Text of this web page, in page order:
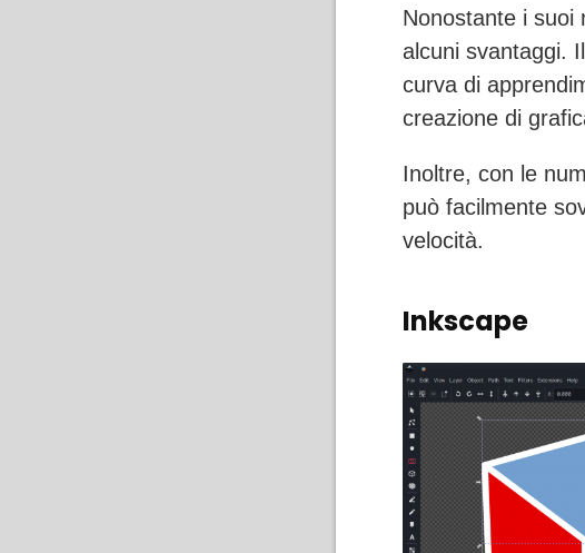
Nonostante i suoi
alcuni svantaggi.
curva di
creazione di
Inoltre, con le
può facilmente
velocità.
Inkscape